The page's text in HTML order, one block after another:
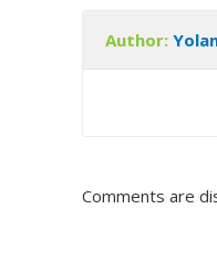
Author:
Comments are